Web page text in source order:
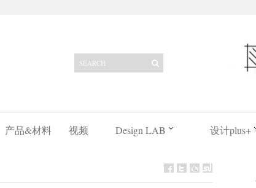
产品&材料 视频 Design LAB 设计plus+